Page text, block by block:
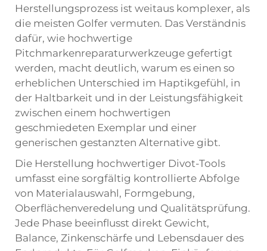
Herstellungsprozess ist weitaus komplexer, als
die meisten Golfer vermuten. Das Verständnis
dafür, wie hochwertige
Pitchmarkenreparaturwerkzeuge gefertigt
werden, macht deutlich, warum es einen so
erheblichen Unterschied im Haptikgefühl, in
der Haltbarkeit und in der Leistungsfähigkeit
zwischen einem hochwertigen
geschmiedeten Exemplar und einer
generischen gestanzten Alternative gibt.
Die Herstellung hochwertiger Divot-Tools
umfasst eine sorgfältig kontrollierte Abfolge
von Materialauswahl, Formgebung,
Oberflächenveredelung und Qualitätsprüfung.
Jede Phase beeinflusst direkt Gewicht,
Balance, Zinkenschärfe und Lebensdauer des